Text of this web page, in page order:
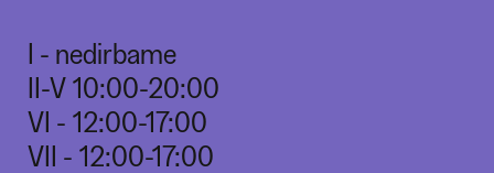
I - nedirbame
II-V 10:00-20:00
VI - 12:00-17:00
VII - 12:00-17:00